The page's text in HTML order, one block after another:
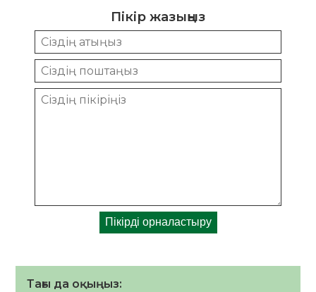
Пікір жазыңыз
Тағы да оқыңыз: